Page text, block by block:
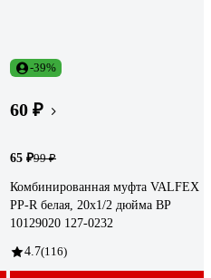
-39%
60 ₽
65 ₽99 ₽
Комбинированная муфта VALFEX
PP-R белая, 20х1/2 дюйма ВР
10129020 127-0232
4.7(116)